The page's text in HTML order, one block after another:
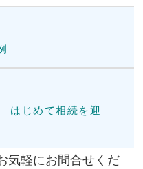
はじめて相続を迎
気軽にお問合せくだ